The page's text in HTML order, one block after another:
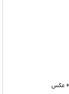
+ عکس